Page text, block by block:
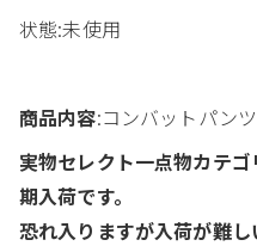
状態:未使用
商品内容:コンバットパンツ
実物セレクト一点物カテ
期入荷です。
恐れ入りますが入荷が難